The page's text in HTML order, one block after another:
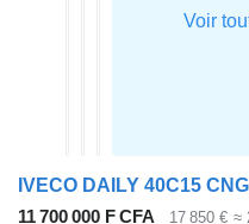
IVECO DAILY 40C15
11 700 000 F CFA
17 850 € ≈